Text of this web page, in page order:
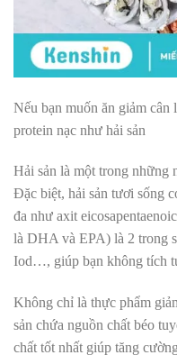
Nếu bạn muốn ăn giảm cân
protein nạc như hải sản
Hải sản là một trong những
Đặc biệt, hải sản tươi sống
đa như axit
là DHA và EPA) là 2 trong
Iod…, giúp bạn không tích
Không chỉ là thực phẩm
sản chứa nguồn chất béo
chất tốt nhất giúp tăng